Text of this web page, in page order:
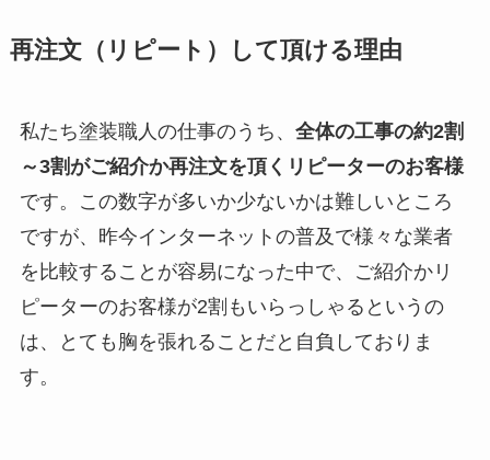
再注文（リピート）して頂ける理由
私たち塗装職人の仕事のうち、 全体の工事の約2割
～3割がご紹介か再注文を頂くリピーターのお客様
です。この数字が多いか少ないかは難しいところ
ですが、昨今インターネットの普及で様々な業者
を比較することが容易になった中で、ご紹介かリ
ピーターのお客様が2割もいらっしゃるというの
は、とても胸を張れることだと自負しておりま
す。